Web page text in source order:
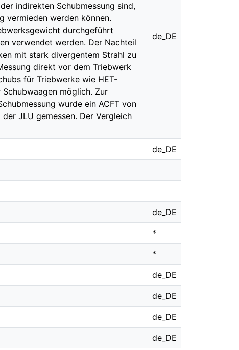
indirekten Schubmessung sind,
vermieden werden können.
durchgeführt
verwendet werden. Der Nachteil
mit stark divergentem Strahl zu
direkt vor dem Triebwerk
für Triebwerke wie HET-
möglich. Zur
wurde ein ACFT von
JLU gemessen. Der Vergleich
de_DE
de_DE
de_DE
*
*
de_DE
de_DE
de_DE
de_DE